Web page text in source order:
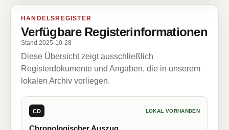
HANDELSREGISTER
Verfügbare Registerinformationen
Stand 2025-10-28
Diese Übersicht zeigt ausschließlich
Registerdokumente und Angaben, die in unserem
lokalen Archiv vorliegen.
CD LOKAL VORHANDEN
Chronologischer Auszug